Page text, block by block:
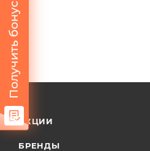
АКЦИИ
БРЕНДЫ
Получить бонус